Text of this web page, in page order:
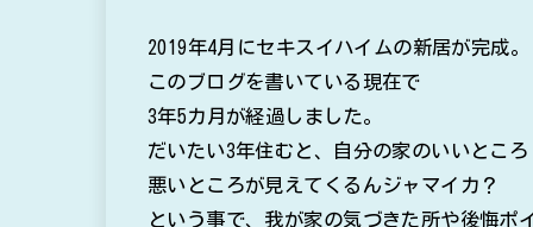
2019年4月にセキスイハイムの新居が完成。
このブログを書いている現在で
3年5カ月が経過しました。
だいたい3年住むと、自分の家のいいところ
悪いところが見えてくるんジャマイカ？
という事で、我が家の気づきた所や後悔ポ